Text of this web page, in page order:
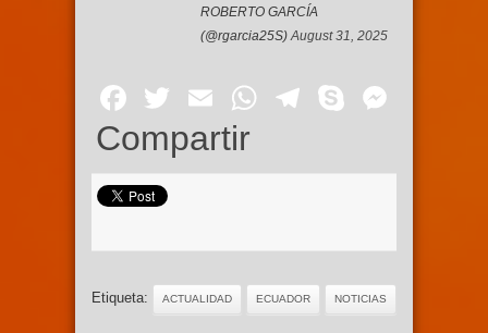
ROBERTO GARCÍA
(@rgarcia25S)August 31, 2025
Facebook
Twitter
EmailWhatsApp
Telegram
Skype
Compartir
Etiqueta: ACTUALIDAD ECUADOR NOTICIAS